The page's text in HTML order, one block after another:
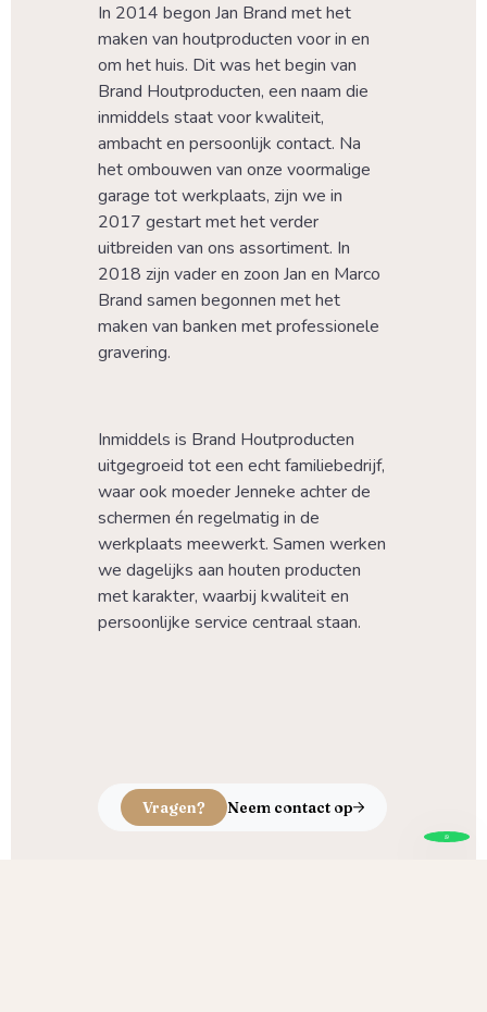
In 2014 begon Jan Brand met het
maken van houtproducten voor in en
om het huis. Dit was het begin van
Brand Houtproducten, een naam die
inmiddels staat voor kwaliteit,
ambacht en persoonlijk contact. Na
het ombouwen van onze voormalige
garage tot werkplaats, zijn we in
2017 gestart met het verder
uitbreiden van ons assortiment. In
2018 zijn vader en zoon Jan en Marco
Brand samen begonnen met het
maken van banken met professionele
gravering.
Inmiddels is Brand Houtproducten
uitgegroeid tot een echt familiebedrijf,
waar ook moeder Jenneke achter de
schermen én regelmatig in de
werkplaats meewerkt. Samen werken
we dagelijks aan houten producten
met karakter, waarbij kwaliteit en
persoonlijke service centraal staan.
Vragen? Neem contact op